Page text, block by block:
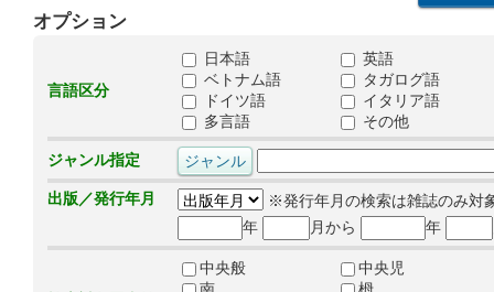
オプション
言語区分
日本語
英語
ベトナム語
タガログ語
ドイツ語
イタリア語
多言語
その他
ジャンル指定
出版／発行年月
※発行年月の検索は雑誌のみ対
年
月から 年
中央般
中央児